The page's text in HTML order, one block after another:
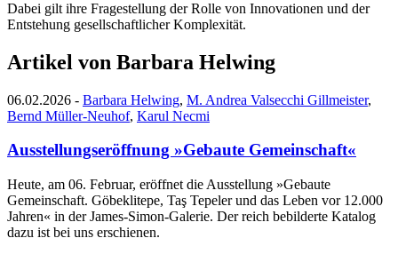
Dabei gilt ihre Fragestellung der Rolle von Innovationen und der
Entstehung gesellschaftlicher Komplexität.
Artikel von Barbara Helwing
06.02.2026 - Barbara Helwing, M. Andrea Valsecchi Gillmeister,
Bernd Müller-Neuhof, Karul Necmi
Ausstellungseröffnung »Gebaute Gemeinschaft«
Heute, am 06. Februar, eröffnet die Ausstellung »Gebaute
Gemeinschaft. Göbeklitepe, Taş Tepeler und das Leben vor 12.000
Jahren« in der James-Simon-Galerie. Der reich bebilderte Katalog
dazu ist bei uns erschienen.